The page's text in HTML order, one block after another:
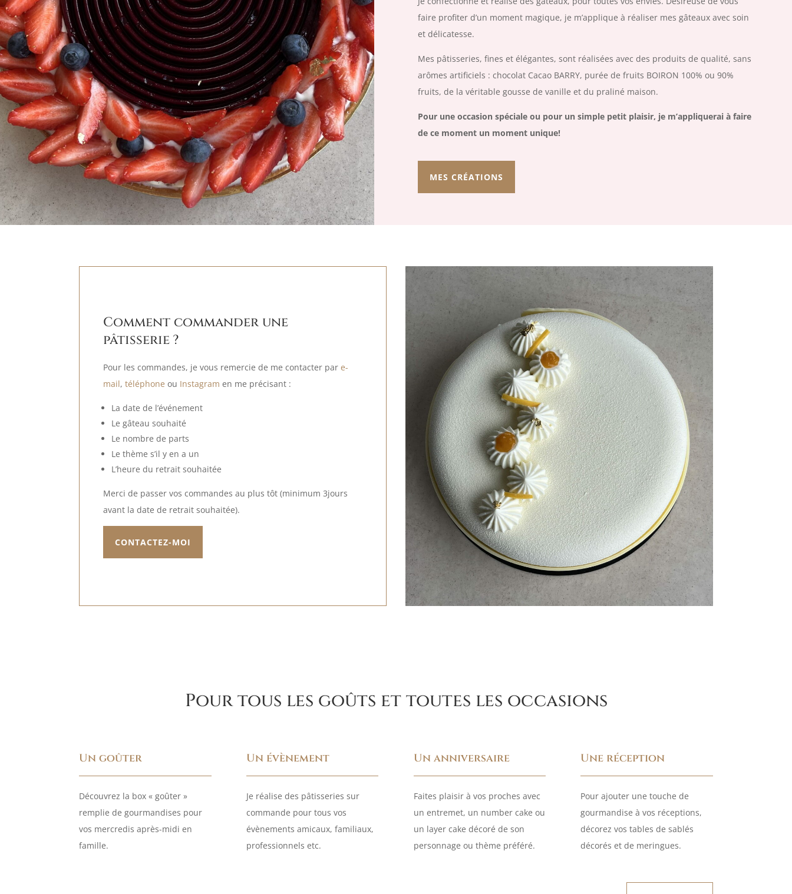
faire profiter d’un moment magique, je m’applique à réaliser mes gâteaux avec soin
et délicatesse.
Mes pâtisseries, fines et élégantes, sont réalisées avec des produits de qualité, sans
arômes artificiels : chocolat Cacao BARRY, purée de fruits BOIRON 100% ou 90%
fruits, de la véritable gousse de vanille et du praliné maison.
Pour une occasion spéciale ou pour un simple petit plaisir, je m’appliquerai à faire
de ce moment un moment unique!
MES CRÉATIONS
Comment commander une
pâtisserie ?
Pour les commandes, je vous remercie de me contacter pare-
mail,téléphone ou Instagram en me précisant :
La date de l’événement
Le gâteau souhaité
Le nombre de parts
Le thème s’il y en a un
L’heure du retrait souhaitée
Merci de passer vos commandes au plus tôt (minimum 3jours
avant la date de retrait souhaitée).
CONTACTEZ-MOI
Pour tous les goûts et toutes les occasions
Un goûter
Découvrez la box « goûter »
remplie de gourmandises pour
vos mercredis après-midi en
famille.
Un évènement
Je réalise des pâtisseries sur
commande pour tous vos
évènements amicaux, familiaux,
professionnels etc.
Un anniversaire
Faites plaisir à vos proches avec
un entremet, un number cake ou
un layer cake décoré de son
personnage ou thème préféré.
Une réception
Pour ajouter une touche de
gourmandise à vos réceptions,
décorez vos tables de sablés
décorés et de meringues.